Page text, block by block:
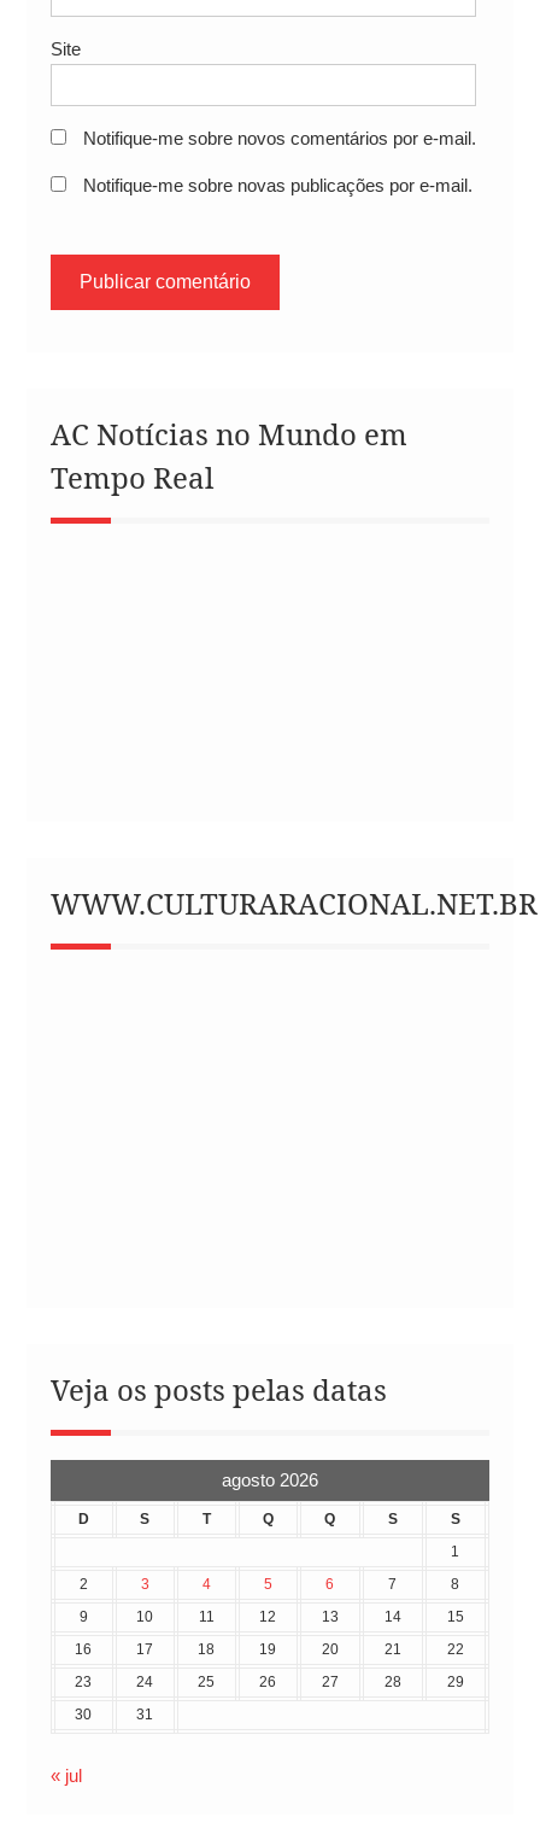
Site
Notifique-me sobre novos comentários por e-mail.
Notifique-me sobre novas publicações por e-mail.
AC Notícias no Mundo em
Tempo Real
WWW.CULTURARACIONAL.NET.BR
Veja os posts pelas datas
agosto 2026
D S T Q Q S
S
1
2
3 4 5 6 7
8
9
10 11 12 13 14
15
16
17 18 19 20 21
22
23
24 25 26 27 28
29
30
31
« jul